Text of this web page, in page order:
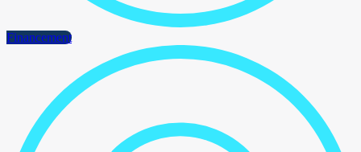
Financement